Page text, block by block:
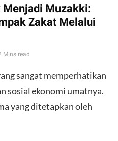
Muzakki:
Zakat Melalui
Mins read
sangat memperhatikan
sosial ekonomi umatnya.
yang ditetapkan oleh